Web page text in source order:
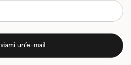
un’e-mail